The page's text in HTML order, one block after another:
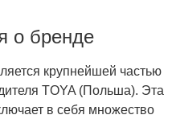
о бренде
крупнейшей частью
TOYA (Польша). Эта
в себя множество